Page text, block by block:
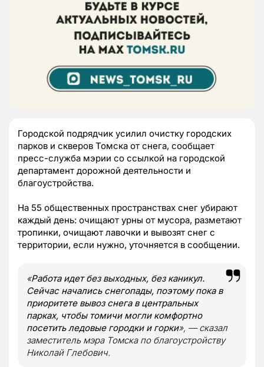
Городской подрядчик усилил очистку городских
парков и скверов Томска от снега, сообщает
пресс-служба мэрии со ссылкой на городской
департамент дорожной деятельности и
благоустройства.
На 55 общественных пространствах снег убирают
каждый день: очищают урны от мусора, разметают
тропинки, очищают лавочки и вывозят снег с
территории, если нужно, уточняется в сообщении.
«Работа идет без выходных, без каникул.
Сейчас начались снегопады, поэтому пока в
приоритете вывоз снега в центральных
парках, чтобы томичи могли комфортно
посетить ледовые городки и горки», — сказал
заместитель мэра Томска по благоустройству
Николай Глебович.